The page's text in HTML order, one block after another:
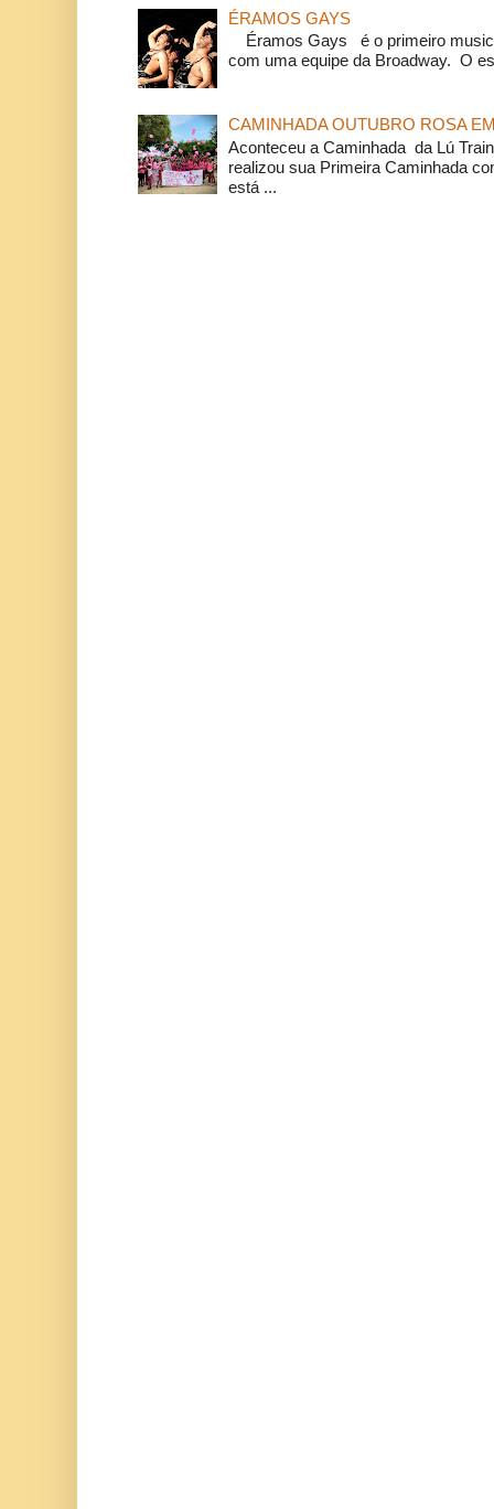
ÉRAMOS GAYS
Éramos Gays é o primeiro
com uma equipe da Broadway. O
CAMINHADA OUTUBRO ROSA
Aconteceu a Caminhada da Lú
realizou sua Primeira Caminhada
está ...